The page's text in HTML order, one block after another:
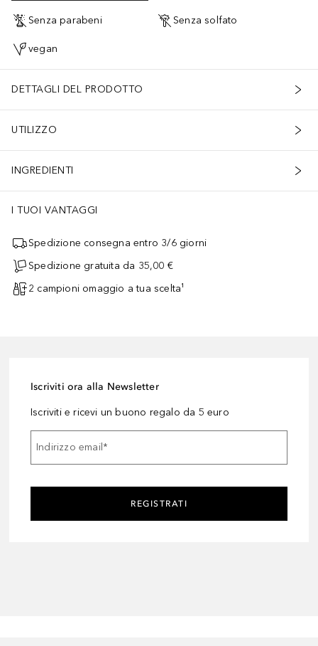
Senza parabeni Senza solfato
vegan
DETTAGLI DEL PRODOTTO
UTILIZZO
INGREDIENTI
I TUOI VANTAGGI
Spedizione consegna entro 3/6 giorni
Spedizione gratuita da 35,00 €
2 campioni omaggio a tua scelta¹
Iscriviti ora alla Newsletter
Iscriviti e ricevi un buono regalo da 5 euro
Indirizzo email*
REGISTRATI